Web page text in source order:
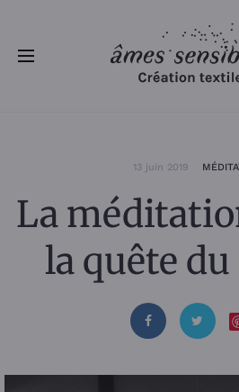
13 juin 2019
La
la quête